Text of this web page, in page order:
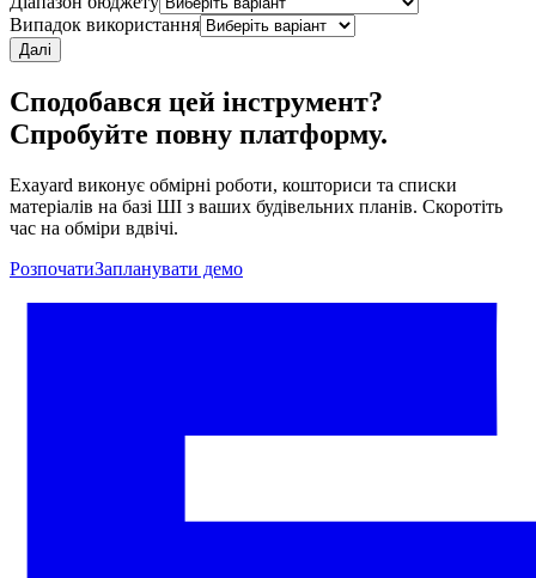
Випадок використання
Далі
Сподобався цей інструмент?
Спробуйте повну платформу.
Exayard виконує обмірні роботи, кошториси та списки
матеріалів на базі ШІ з ваших будівельних планів. Скоротіть
час на обміри вдвічі.
РозпочатиЗапланувати демо